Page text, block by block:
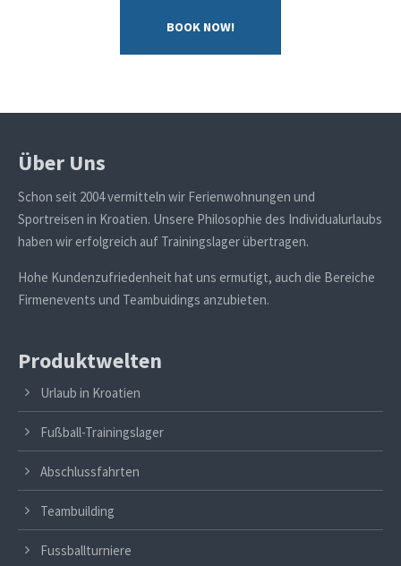
BOOK NOW!
Über Uns
Schon seit 2004 vermitteln wir Ferienwohnungen und
Sportreisen in Kroatien. Unsere Philosophie des Individualurlaubs
haben wir erfolgreich auf Trainingslager übertragen.
Hohe Kundenzufriedenheit hat uns ermutigt, auch die Bereiche
Firmenevents und Teambuidings anzubieten.
Produktwelten
Urlaub in Kroatien
Fußball-Trainingslager
Abschlussfahrten
Teambuilding
Fussballturniere